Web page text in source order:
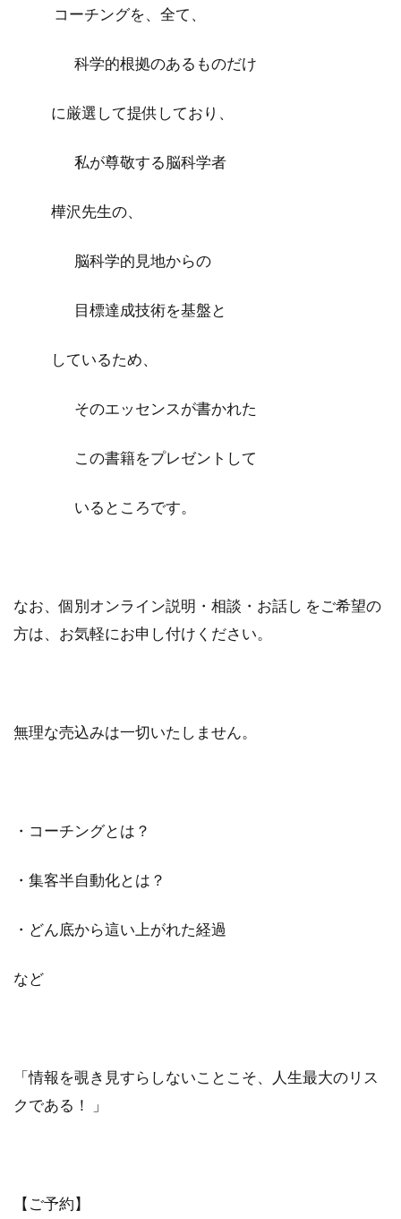
コーチングを、全て、
科学的根拠のあるものだけ
に厳選して提供しており、
私が尊敬する脳科学者
樺沢先生の、
脳科学的見地からの
目標達成技術を基盤と
しているため、
そのエッセンスが書かれた
この書籍をプレゼントして
いる ところです。
なお、個別オンライン説明・相談・お話し をご希望の
方は、お気軽にお申し付けください。
無理な売込みは一切いたしません。
・コーチングとは？
・集客半自動化とは？
・どん底から這い上がれた経過
など
「情報を覗き見すらしないことこそ、人生最大のリス
クである！ 」
【ご予約】